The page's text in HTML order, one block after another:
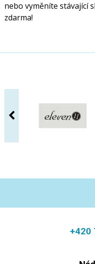
nebo vyměníte stávající
zdarma!
+420